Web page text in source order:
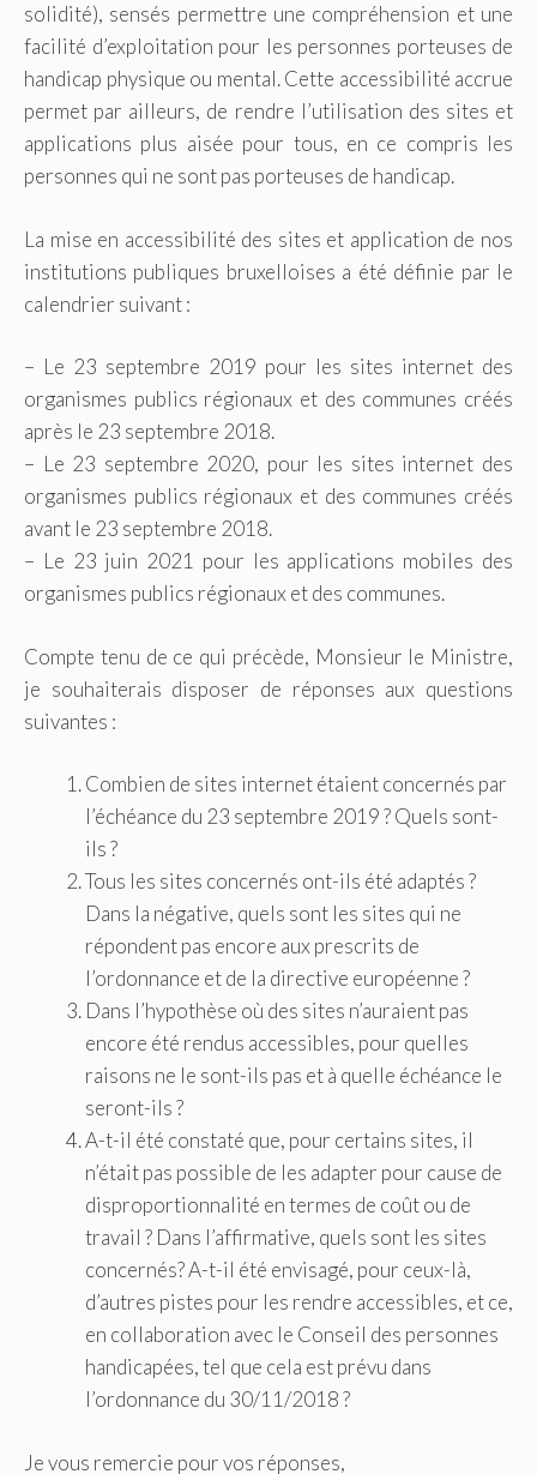
solidité), sensés permettre une compréhension et une
facilité d’exploitation pour les personnes porteuses de
handicap physique ou mental. Cette accessibilité accrue
permet par ailleurs, de rendre l’utilisation des sites et
applications plus aisée pour tous, en ce compris les
personnes qui ne sont pas porteuses de handicap.
La mise en accessibilité des sites et application de nos
institutions publiques bruxelloises a été définie par le
calendrier suivant :
– Le 23 septembre 2019 pour les sites internet des
organismes publics régionaux et des communes créés
après le 23 septembre 2018.
– Le 23 septembre 2020, pour les sites internet des
organismes publics régionaux et des communes créés
avant le 23 septembre 2018.
– Le 23 juin 2021 pour les applications mobiles des
organismes publics régionaux et des communes.
Compte tenu de ce qui précède, Monsieur le Ministre,
je souhaiterais disposer de réponses aux questions
suivantes :
Combien de sites internet étaient concernés par
l’échéance du 23 septembre 2019 ? Quels sont-
ils ?
Tous les sites concernés ont-ils été adaptés ?
Dans la négative, quels sont les sites qui ne
répondent pas encore aux prescrits de
l’ordonnance et de la directive européenne ?
Dans l’hypothèse où des sites n’auraient pas
encore été rendus accessibles, pour quelles
raisons ne le sont-ils pas et à quelle échéance le
seront-ils ?
A-t-il été constaté que, pour certains sites, il
n’était pas possible de les adapter pour cause de
disproportionnalité en termes de coût ou de
travail ? Dans l’affirmative, quels sont les sites
concernés? A-t-il été envisagé, pour ceux-là,
d’autres pistes pour les rendre accessibles, et ce,
en collaboration avec le Conseil des personnes
handicapées, tel que cela est prévu dans
l’ordonnance du 30/11/2018 ?
Je vous remercie pour vos réponses,